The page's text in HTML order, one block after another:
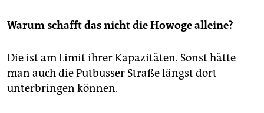
Warum schafft das nicht die Howoge alleine?
Die ist am Limit ihrer Kapazitäten. Sonst hätte
man auch die Putbusser Straße längst dort
unterbringen können.